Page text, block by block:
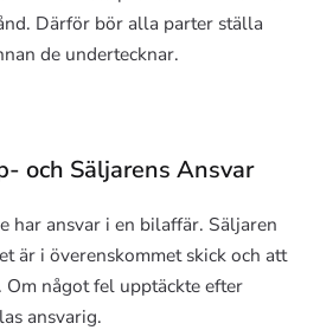
Därför bör alla parter ställa
de undertecknar.
och Säljarens Ansvar
har ansvar i en bilaffär. Säljaren
är i överenskommet skick och att
något fel upptäckte efter
ansvarig.